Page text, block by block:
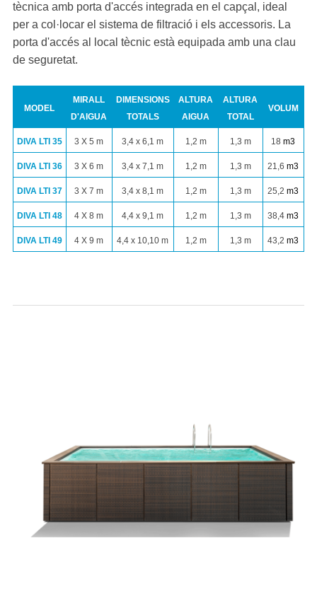
tècnica amb porta d'accés integrada en el capçal, ideal
per a col·locar el sistema de filtració i els accessoris. La
porta d'accés al local tècnic està equipada amb una clau
de seguretat.
MODEL
MIRALL
D'AIGUA
DIMENSIONS
TOTALS
ALTURA
AIGUA
ALTURA
TOTAL
VOLUM
DIVA LTI 35 3 X 5 m 3,4 x 6,1 m 1,2 m 1,3 m 18m3
DIVA LTI 36 3 X 6 m 3,4 x 7,1 m 1,2 m 1,3 m 21,6m3
DIVA LTI 37 3 X 7 m 3,4 x 8,1 m 1,2 m 1,3 m 25,2m3
DIVA LTI 48 4 X 8 m 4,4 x 9,1 m 1,2 m 1,3 m 38,4m3
DIVA LTI 49 4 X 9 m 4,4 x 10,10 m 1,2 m 1,3 m 43,2m3